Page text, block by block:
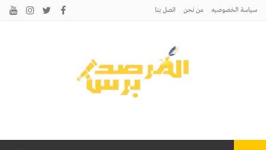
سياسة الخصوصيه من نحن اتصل بنا